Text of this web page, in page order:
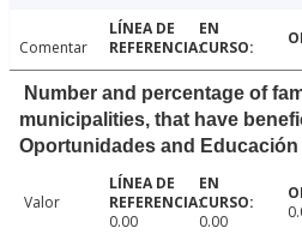
Comentar
Number and percentage of
municipalities, that have
Oportunidades and Educación
Valor
0.00
0.00